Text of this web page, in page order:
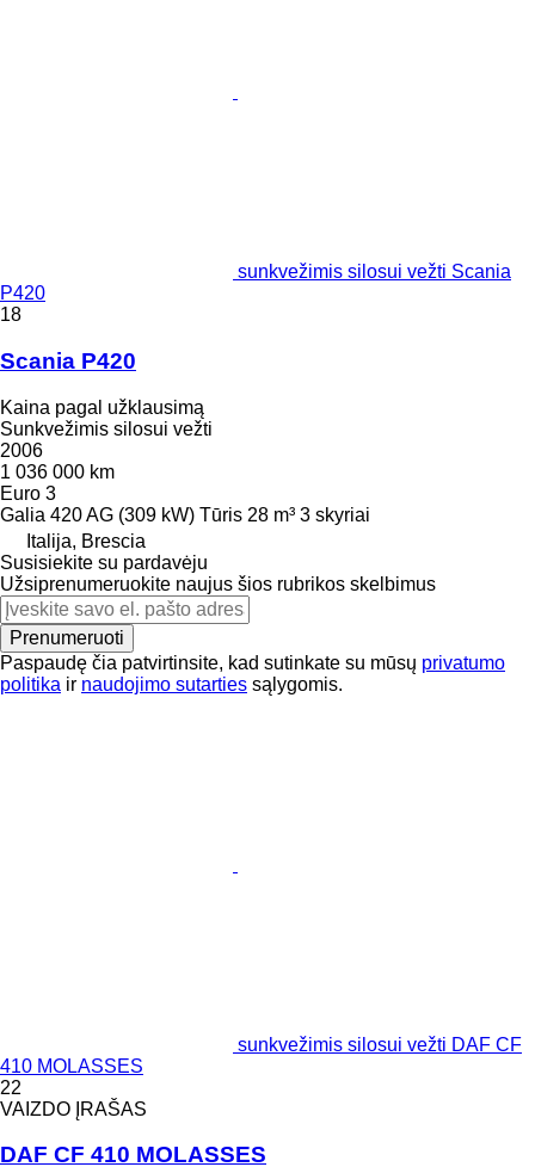
sunkvežimis silosui vežti Scania
P420
18
Scania P420
Kaina pagal užklausimą
Sunkvežimis silosui vežti
2006
1 036 000 km
Euro 3
Galia 420 AG (309 kW) Tūris 28 m³ 3 skyriai
Italija, Brescia
Susisiekite su pardavėju
Užsiprenumeruokite naujus šios rubrikos skelbimus
Prenumeruoti
Paspaudę čia patvirtinsite, kad sutinkate su mūsų privatumo
politika ir naudojimo sutarties sąlygomis.
sunkvežimis silosui vežti DAF CF
410 MOLASSES
22
VAIZDO ĮRAŠAS
DAF CF 410 MOLASSES